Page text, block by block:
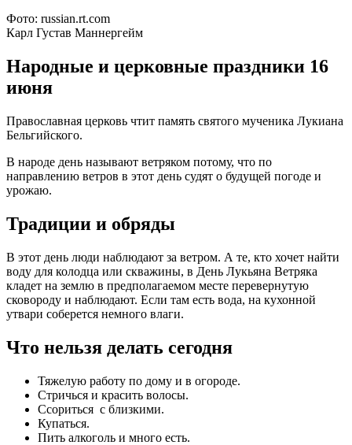
Фото: russian.rt.com
Карл Густав Маннергейм
Народные и церковные праздники 16
июня
Православная церковь чтит память святого мученика Лукиана
Бельгийского.
В народе день называют ветряком потому, что по
направлению ветров в этот день судят о будущей погоде и
урожаю.
Традиции и обряды
В этот день люди наблюдают за ветром. А те, кто хочет найти
воду для колодца или скважины, в День Лукьяна Ветряка
кладет на землю в предполагаемом месте перевернутую
сковороду и наблюдают. Если там есть вода, на кухонной
утвари соберется немного влаги.
Что нельзя делать сегодня
Тяжелую работу по дому и в огороде.
Стричься и красить волосы.
Ссориться с близкими.
Купаться.
Пить алкоголь и много есть.